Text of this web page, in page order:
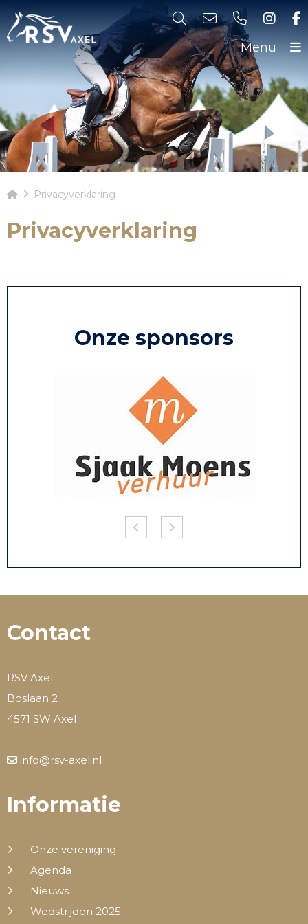
Menu
Privacyverklaring
Privacyverklaring
Onze sponsors
Contact
RSV Axel
Boslaan 2
4571 SW Axel
info@rsv-axel.nl
Informatie
Onze vereniging
Agenda
Nieuws
Wedstrijden 2025